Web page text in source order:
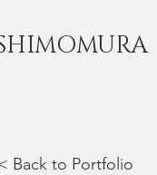
Back to Portfolio